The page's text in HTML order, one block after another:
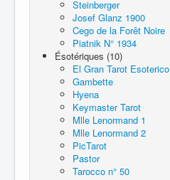
Steinberger
Josef Glanz 1900
Cego de la Forêt Noire
Piatnik N° 1934
Ésotériques (10)
El Gran Tarot Esoterico
Gambette
Hyena
Keymaster Tarot
Mlle Lenormand 1
Mlle Lenormand 2
PicTarot
Pastor
Tarocco n° 50